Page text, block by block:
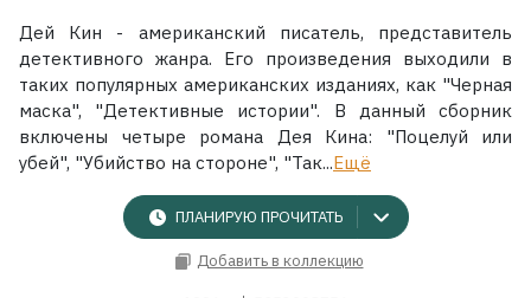
Дей Кин - американский писатель, представитель
детективного жанра. Его произведения выходили в
таких популярных американских изданиях, как "Черная
маска", "Детективные истории". В данный сборник
включены четыре романа Дея Кина: "Поцелуй или
убей", "Убийство на стороне", "Так...Ещё
ПЛАНИРУЮ ПРОЧИТАТЬ
Добавить в коллекцию